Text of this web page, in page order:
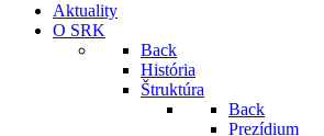
Aktuality
O SRK
Back
História
Štruktúra
Back
Prezídium